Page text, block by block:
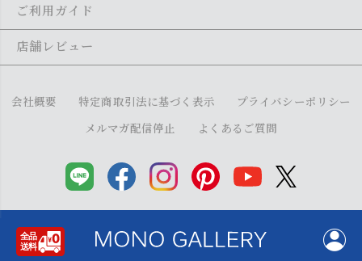
状況によって、多少前後する場合がございます。詳しくは
メール：shopping@monogallery.jp
メールの返信につきましては、1～2営業日以内にさせていただいてお
ご利用ガイド
店舗レビュー
会社概要 特定商取引法に基づく表示
プライバシーポリシー
メルマガ配信停止
よくあるご質問